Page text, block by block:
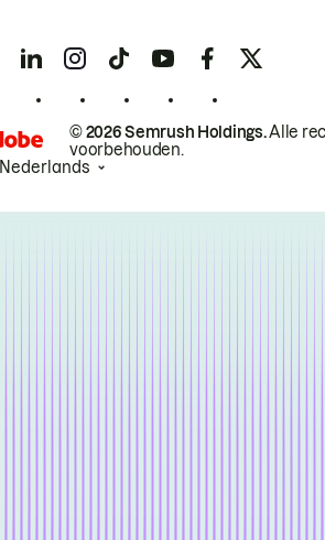
© 2026 Semrush Holdings.Alle
voorbehouden.
Nederlands